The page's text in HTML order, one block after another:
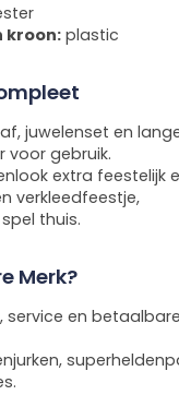
kroon: plastic
juwelenset en
voor gebruik.
extra feestelijk
verkleedfeestje,
thuis.
Merk?
en